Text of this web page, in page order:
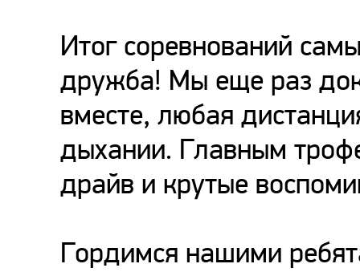
Итог соревнований
дружба! Мы еще раз
вместе, любая
дыхании. Главным
драйв и крутые
Гордимся нашими